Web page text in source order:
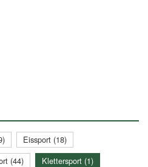
Eissport (18)
(44)
Klettersport (1)